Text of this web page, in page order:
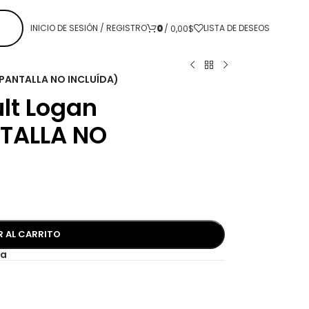
INICIO DE SESIÓN / REGISTRO 0/ 0,00$ LISTA DE DESEOS
NO INCLUÍDA)
Logan
NO
AL CARRITO